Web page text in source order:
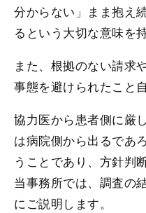
分からない」まま抱え
るという大切な意味を
また、根拠のない請求
事態を避けられたこと
協力医から患者側に厳
は病院側から出るであ
うことであり、方針判
当事務所では、調査の
にご説明します。